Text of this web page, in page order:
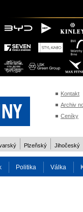
Kontakt
Archiv
Ceníky
Plzeňský Jihočeský
Politika Válka